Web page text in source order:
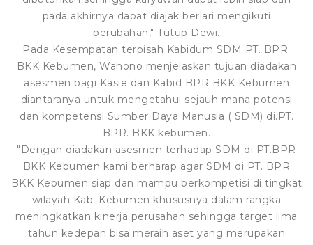
pada akhirnya dapat diajak berlari mengikuti
perubahan," Tutup Dewi.
Pada Kesempatan terpisah Kabidum SDM PT. BPR.
BKK Kebumen, Wahono menjelaskan tujuan diadakan
asesmen bagi Kasie dan Kabid BPR BKK Kebumen
diantaranya untuk mengetahui sejauh mana potensi
dan kompetensi Sumber Daya Manusia ( SDM) di.PT.
BPR. BKK kebumen.
"Dengan diadakan asesmen terhadap SDM di PT.BPR
BKK Kebumen kami berharap agar SDM di PT. BPR
BKK Kebumen siap dan mampu berkompetisi di tingkat
wilayah Kab. Kebumen khususnya dalam rangka
meningkatkan kinerja perusahan sehingga target lima
tahun kedepan bisa meraih aset yang merupakan